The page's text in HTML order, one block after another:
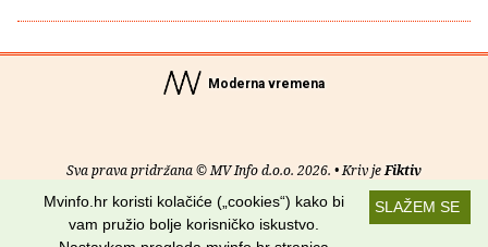
Moderna vremena
Sva prava pridržana © MV Info d.o.o. 2026. • Kriv jeFiktiv
Uvjeti korištenja RSS kanaliSLAŽEM SE
Mvinfo.hr koristi kolačiće („cookies“) kako bi
vam pružio bolje korisničko iskustvo.